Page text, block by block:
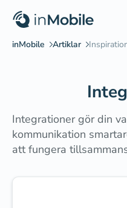
Integrationer gör din
kommunikation
att fungera